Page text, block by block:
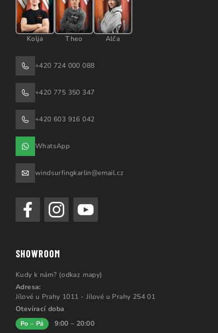
Kolja Theo Alča
+420 724 000 088
+420 775 350 347
+420 603 916 042
WhatsApp
windsurfingkarlin@email.cz
SHOWROOM
Kudy k nám? (odkaz mapy)
Adresa:
Jílové u Prahy 1011 - Jílové u Prahy 254 01
Otevírací doba
Po – Pá 9:00 – 20:00